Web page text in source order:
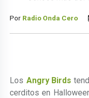
Por Radio Onda Cero
Los Angry Birds
cerditos en